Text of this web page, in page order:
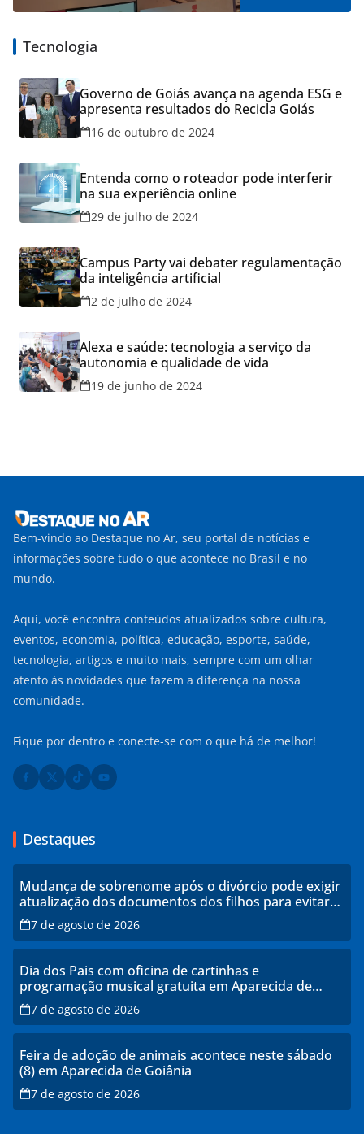
Tecnologia
Governo de Goiás avança na agenda ESG e
apresenta resultados do Recicla Goiás
16 de outubro de 2024
Entenda como o roteador pode interferir
na sua experiência online
29 de julho de 2024
Campus Party vai debater regulamentação
da inteligência artificial
2 de julho de 2024
Alexa e saúde: tecnologia a serviço da
autonomia e qualidade de vida
19 de junho de 2024
Bem-vindo ao Destaque no Ar, seu portal de notícias e
informações sobre tudo o que acontece no Brasil e no
mundo.
Aqui, você encontra conteúdos atualizados sobre cultura,
eventos, economia, política, educação, esporte, saúde,
tecnologia, artigos e muito mais, sempre com um olhar
atento às novidades que fazem a diferença na nossa
comunidade.
Fique por dentro e conecte-se com o que há de melhor!
Destaques
Mudança de sobrenome após o divórcio pode exigir
atualização dos documentos dos filhos para evitar
transtornos
7 de agosto de 2026
Dia dos Pais com oficina de cartinhas e
programação musical gratuita em Aparecida de
Goiânia
7 de agosto de 2026
Feira de adoção de animais acontece neste sábado
(8) em Aparecida de Goiânia
7 de agosto de 2026